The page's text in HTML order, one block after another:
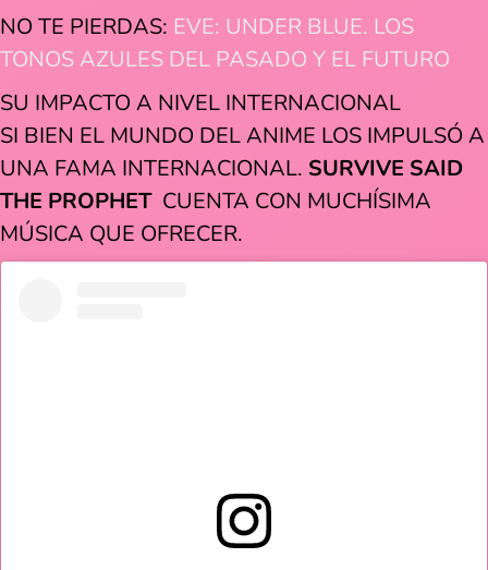
NO TE PIERDAS: EVE: UNDER BLUE. LOS
TONOS AZULES DEL PASADO Y EL FUTURO
SU IMPACTO A NIVEL INTERNACIONAL
SI BIEN EL MUNDO DEL ANIME LOS IMPULSÓ A
UNA FAMA INTERNACIONAL. SURVIVE SAID
THE PROPHET CUENTA CON MUCHÍSIMA
MÚSICA QUE OFRECER.